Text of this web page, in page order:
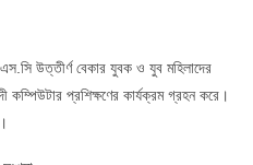
উত্তীর্ণ বেকার যুবক ও যুব মহিলাদের
কম্পিউটার প্রশিক্ষণের কার্যক্রম গ্রহন করে।